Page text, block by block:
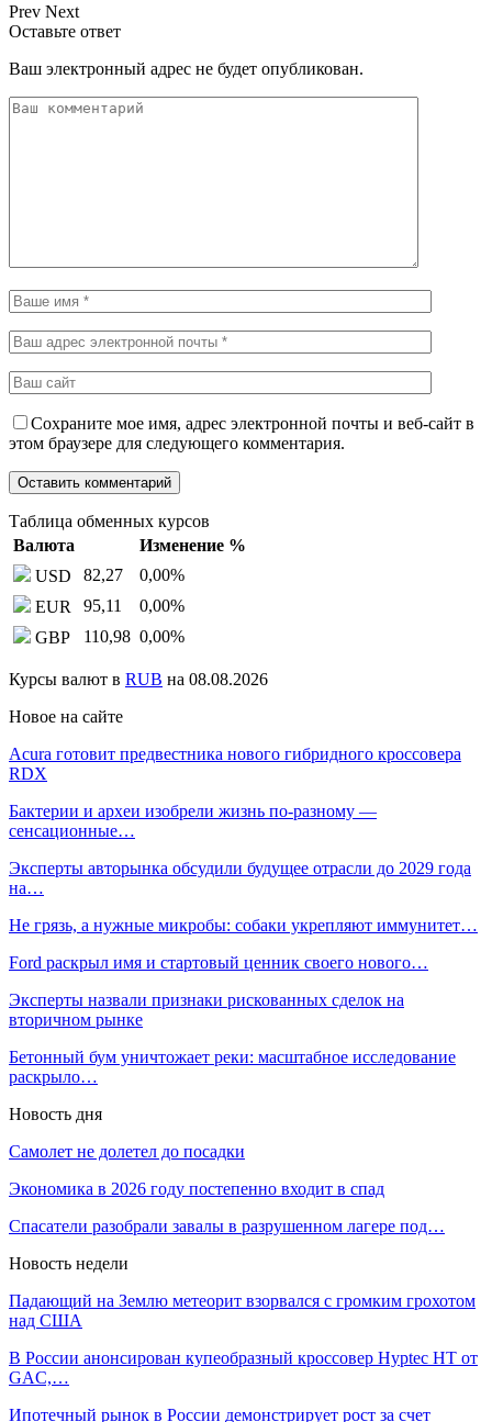
Prev Next
Оставьте ответ
Ваш электронный адрес не будет опубликован.
Сохраните мое имя, адрес электронной почты и веб-сайт в
этом браузере для следующего комментария.
Таблица обменных курсов
Валюта
Изменение %
USD
82,27 0,00%
EUR
95,11 0,00%
GBP
110,98 0,00%
Курсы валют в RUB на 08.08.2026
Новое на сайте
Acura готовит предвестника нового гибридного кроссовера
RDX
Бактерии и археи изобрели жизнь по-разному —
сенсационные…
Эксперты авторынка обсудили будущее отрасли до 2029 года
на…
Не грязь, а нужные микробы: собаки укрепляют иммунитет…
Ford раскрыл имя и стартовый ценник своего нового…
Эксперты назвали признаки рискованных сделок на
вторичном рынке
Бетонный бум уничтожает реки: масштабное исследование
раскрыло…
Новость дня
Самолет не долетел до посадки
Экономика в 2026 году постепенно входит в спад
Спасатели разобрали завалы в разрушенном лагере под…
Новость недели
Падающий на Землю метеорит взорвался с громким грохотом
над США
В России анонсирован купеобразный кроссовер Hyptec HT от
GAC,…
Ипотечный рынок в России демонстрирует рост за счет